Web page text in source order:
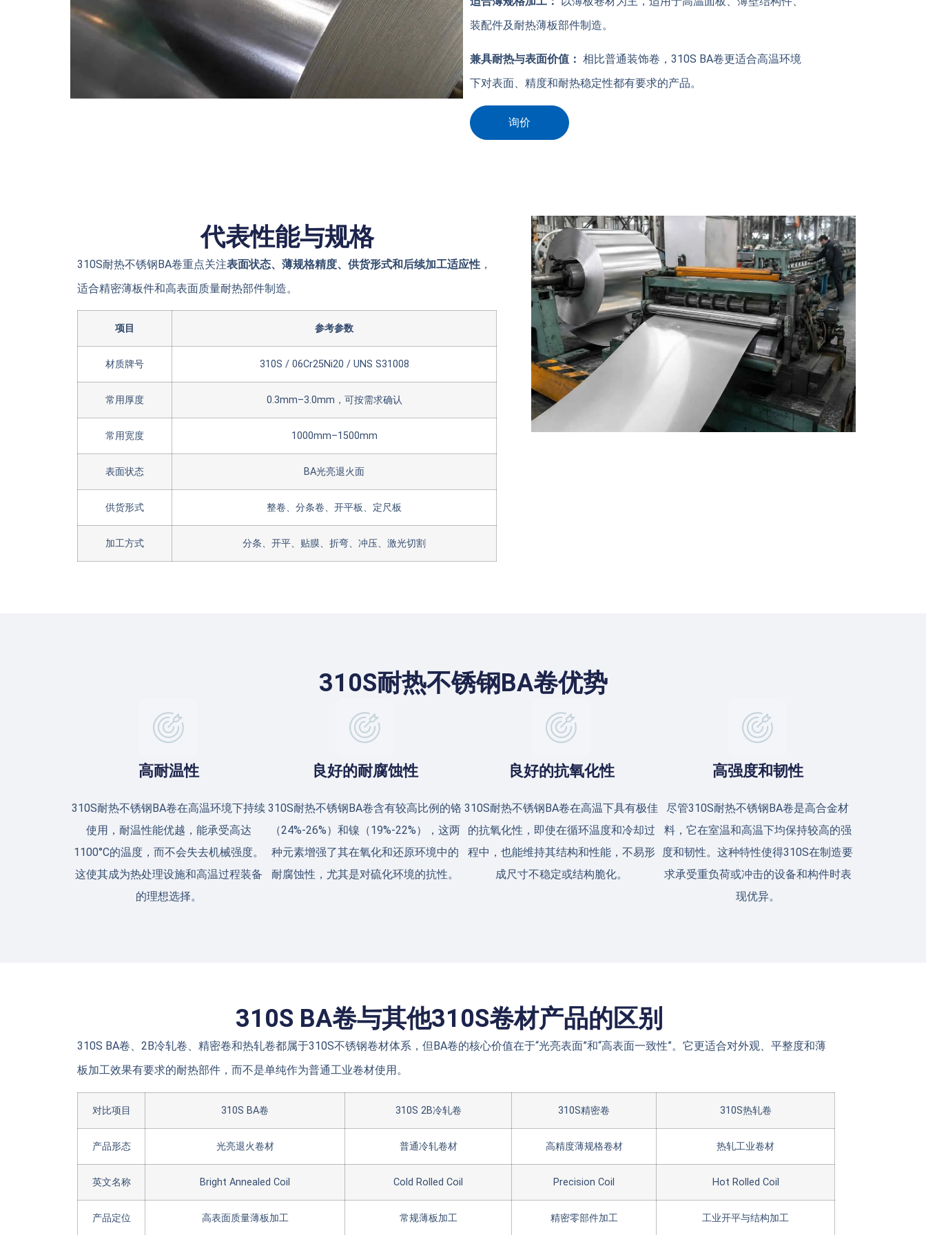
装配件及耐热薄板部件制造。
兼具耐热与表面价值： 相比普通装饰卷，310S BA卷更适合高温环境
下对表面、精度和耐热稳定性都有要求的产品。
询价
代表性能与规格
310S耐热不锈钢BA卷重点关注表面状态、薄规格精度、供货形式和后续加工适应性 ，
适合精密薄板件和高表面质量耐热部件制造。
项目 参考参数
材质牌号 310S / 06Cr25Ni20 / UNS S31008
常用厚度 0.3mm–3.0mm，可按需求确认
常用宽度 1000mm–1500mm
表面状态 BA光亮退火面
供货形式 整卷、分条卷、开平板、定尺板
加工方式 分条、开平、贴膜、折弯、冲压、激光切割
310S耐热不锈钢BA卷优势
高耐温性
310S耐热不锈钢BA卷在高温环境下持续
使用，耐温性能优越，能承受高达
1100°C的温度，而不会失去机械强度。
这使其成为热处理设施和高温过程装备
的理想选择。
良好的耐腐蚀性
310S耐热不锈钢BA卷含有较高比例的铬
（24%-26%）和镍（19%-22%），这两
种元素增强了其在氧化和还原环境中的
耐腐蚀性，尤其是对硫化环境的抗性。
良好的抗氧化性
310S耐热不锈钢BA卷在高温下具有极佳
的抗氧化性，即使在循环温度和冷却过
程中，也能维持其结构和性能，不易形
成尺寸不稳定或结构脆化。
高强度和韧性
尽管310S耐热不锈钢BA卷是高合金材
料，它在室温和高温下均保持较高的强
度和韧性。这种特性使得310S在制造要
求承受重负荷或冲击的设备和构件时表
现优异。
310S BA卷与其他310S卷材产品的区别
310S BA卷、2B冷轧卷、精密卷和热轧卷都属于310S不锈钢卷材体系，但BA卷的核心价值在于“光亮表面”和“高表面一致性”。它更适合对外观、平整度和薄
板加工效果有要求的耐热部件，而不是单纯作为普通工业卷材使用。
对比项目 310S BA卷 310S 2B冷轧卷 310S精密卷 310S热轧卷
产品形态 光亮退火卷材 普通冷轧卷材 高精度薄规格卷材 热轧工业卷材
英文名称 Bright Annealed Coil Cold Rolled Coil Precision Coil Hot Rolled Coil
产品定位 高表面质量薄板加工 常规薄板加工 精密零部件加工 工业开平与结构加工